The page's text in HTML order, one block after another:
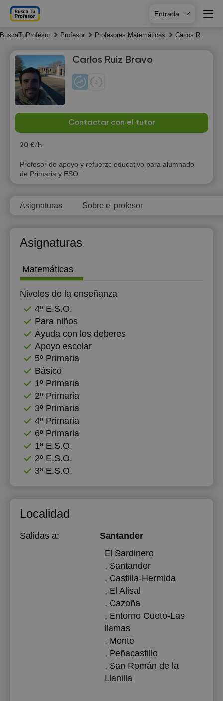
Entrada
BuscaTuProfesor Profesor Profesores Matemáticas Carlos R.
Carlos Ruiz Bravo
Contactar con el tutor
20 €/h
Profesor de apoyo y refuerzo educativo para alumnado
de Primaria y ESO
Asignaturas Sobre el profesor
Asignaturas
Matemáticas
Niveles de la enseñanza
4º E.S.O.
Para niños
Ayuda con los deberes
Apoyo escolar
5º Primaria
Básico
1º Primaria
2º Primaria
3º Primaria
4º Primaria
6º Primaria
1º E.S.O.
2º E.S.O.
3º E.S.O.
Localidad
Salidas a:
Santander
El Sardinero
, Santander
, Castilla-Hermida
, El Alisal
, Cazoña
, Entorno Cueto-Las
llamas
, Monte
, Peñacastillo
, San Román de la
Llanilla
6
Fr
7
Sa
8
9
18:00
20:00